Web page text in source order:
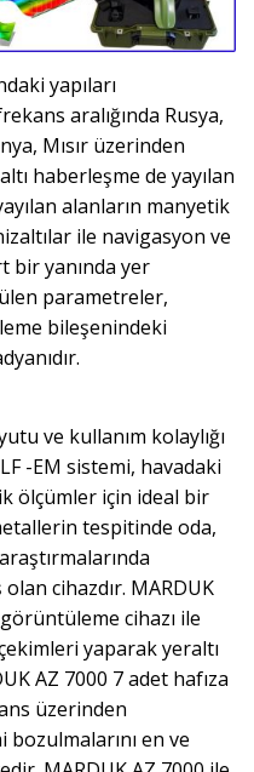
yapıları
aralığında Rusya,
Mısır üzerinden
haberleşme de yayılan
alanların manyetik
ile navigasyon ve
bir yanında yer
parametreler,
bileşenindeki
ve kullanım kolaylığı
-EM sistemi, havadaki
ölçümler için ideal bir
tespitinde oda,
cihazdır. MARDUK
cihazı ile
yaparak yeraltı
AZ 7000 7 adet hafıza
üzerinden
bozulmalarını en ve